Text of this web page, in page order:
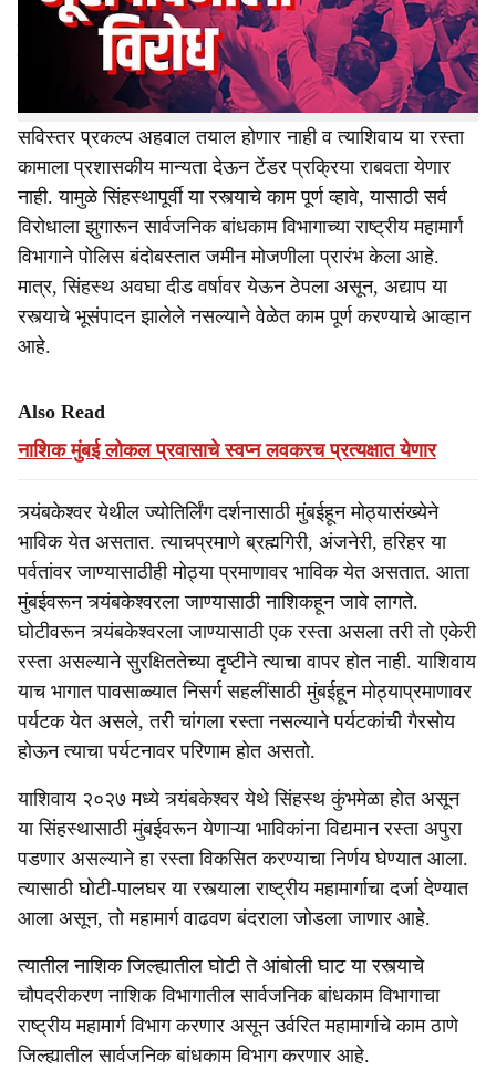
जमिनी देण्यास विरोध असून, या भूसंपादनाला विरोध करण्यासाठी
घोटी येथे शेतकऱ्यांच्या वतीने साखळी उपोषण सुरू आहे.
या रस्त्याच्या मोजणीशिवाय या ४८ किलोमीटर लांबीच्या या मार्गाचा
सविस्तर प्रकल्प अहवाल तयाल होणार नाही व त्याशिवाय या रस्ता
कामाला प्रशासकीय मान्यता देऊन टेंडर प्रक्रिया राबवता येणार
नाही. यामुळे सिंहस्थापूर्वी या रस्त्याचे काम पूर्ण व्हावे, यासाठी सर्व
विरोधाला झुगारून सार्वजनिक बांधकाम विभागाच्या राष्ट्रीय महामार्ग
विभागाने पोलिस बंदोबस्तात जमीन मोजणीला प्रारंभ केला आहे.
मात्र, सिंहस्थ अवघा दीड वर्षावर येऊन ठेपला असून, अद्याप या
रस्त्याचे भूसंपादन झालेले नसल्याने वेळेत काम पूर्ण करण्याचे आव्हान
आहे.
Also Read
नाशिक मुंबई लोकल प्रवासाचे स्वप्न लवकरच प्रत्यक्षात येणार
त्र्यंबकेश्वर येथील ज्योतिर्लिंग दर्शनासाठी मुंबईहून मोठ्यासंख्येने
भाविक येत असतात. त्याचप्रमाणे ब्रह्मगिरी, अंजनेरी, हरिहर या
पर्वतांवर जाण्यासाठीही मोठ्या प्रमाणावर भाविक येत असतात. आता
मुंबईवरून त्र्यंबकेश्वरला जाण्यासाठी नाशिकहून जावे लागते.
घोटीवरून त्र्यंबकेश्वरला जाण्यासाठी एक रस्ता असला तरी तो एकेरी
रस्ता असल्याने सुरक्षिततेच्या दृष्टीने त्याचा वापर होत नाही. याशिवाय
याच भागात पावसाळ्यात निसर्ग सहलींसाठी मुंबईहून मोठ्याप्रमाणावर
पर्यटक येत असले, तरी चांगला रस्ता नसल्याने पर्यटकांची गैरसोय
होऊन त्याचा पर्यटनावर परिणाम होत असतो.
याशिवाय २०२७ मध्ये त्र्यंबकेश्वर येथे सिंहस्थ कुंभमेळा होत असून
या सिंहस्थासाठी मुंबईवरून येणाऱ्या भाविकांना विद्यमान रस्ता अपुरा
पडणार असल्याने हा रस्ता विकसित करण्याचा निर्णय घेण्यात आला.
त्यासाठी घोटी-पालघर या रस्त्याला राष्ट्रीय महामार्गाचा दर्जा देण्यात
आला असून, तो महामार्ग वाढवण बंदराला जोडला जाणार आहे.
त्यातील नाशिक जिल्ह्यातील घोटी ते आंबोली घाट या रस्त्याचे
चौपदरीकरण नाशिक विभागातील सार्वजनिक बांधकाम विभागाचा
राष्ट्रीय महामार्ग विभाग करणार असून उर्वरित महामार्गाचे काम ठाणे
जिल्ह्यातील सार्वजनिक बांधकाम विभाग करणार आहे.